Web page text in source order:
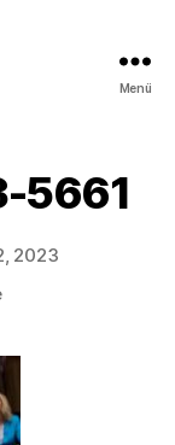
Menü
5661
2023
zu